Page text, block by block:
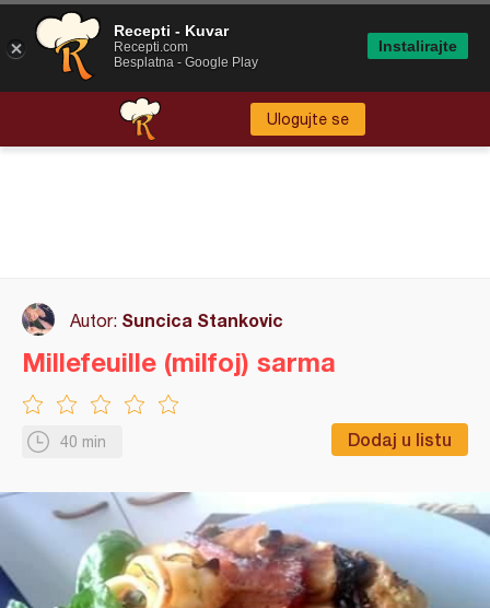
Ulogujte se
Autor: Suncica Stankovic
40 min Dodaj u listu
Millefeuille (milfoj) sarma
Recepti - Kuvar
Recepti.com
Besplatna - Google Play
Instalirajte